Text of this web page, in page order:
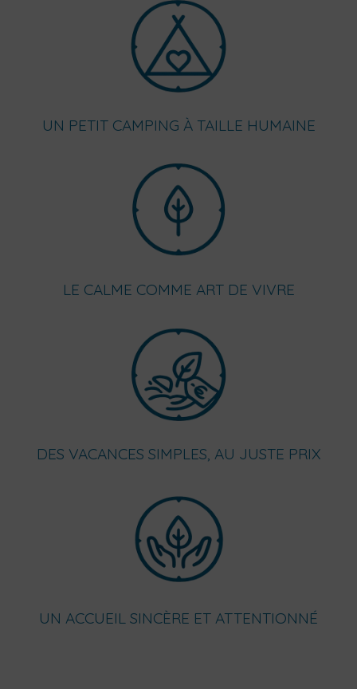
UN PETIT CAMPING À TAILLE HUMAINE
LE CALME COMME ART DE VIVRE
DES VACANCES SIMPLES, AU JUSTE PRIX
UN ACCUEIL SINCÈRE ET ATTENTIONNÉ